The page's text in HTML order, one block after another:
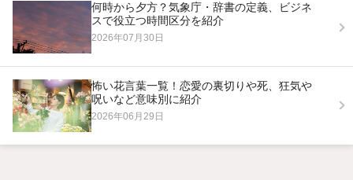
何時から夕方？気象庁・辞書の定義、ビジネ
スで役立つ時間区分を紹介
2026年07月30日
怖い花言葉一覧！恋愛の裏切りや死、狂気や
呪いなど意味別に紹介
2026年06月29日